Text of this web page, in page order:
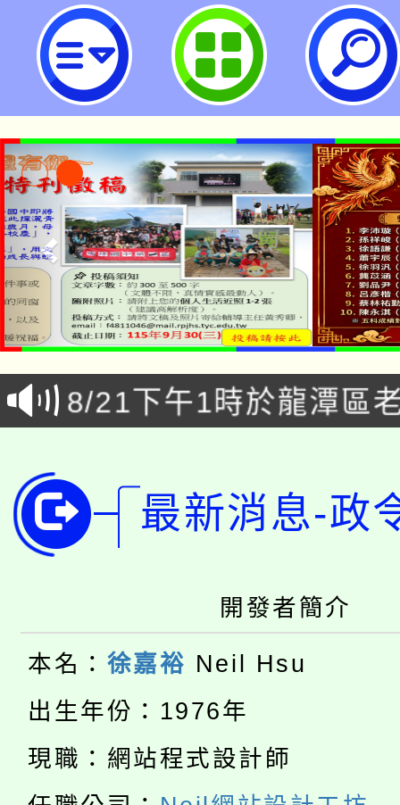
neilrpjhstyc網站設計者：徐嘉
「本色祭」8/29、30在
場熱烈登場!
8/21下午1時於龍潭區
徵才活動。
YOUNG桃局內行報名
局官網。
8月14至27日，桃園電
開!
115年桃園市運動會8/
視費優惠，中低收入戶
半價優惠，詳情可洽有
者。
大園自造教育及科技
份教師增能研習
大溪自造教育及科技中
份教師研習
淨零綠生活教案入校路
會
115年食農教育專業人
程
「本色祭」8/29、30在
最新消息-政
開發者簡介
本名： 徐嘉裕 Neil Hsu
出生年份：1976年
現職：網站程式設計師